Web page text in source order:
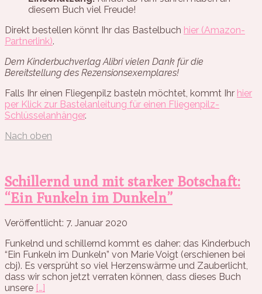
diesem Buch viel Freude!
Direkt bestellen könnt Ihr das Bastelbuch hier (Amazon-
Partnerlink).
Dem Kinderbuchverlag Alibri vielen Dank für die
Bereitstellung des Rezensionsexemplares!
Falls Ihr einen Fliegenpilz basteln möchtet, kommt Ihr hier
per Klick zur Bastelanleitung für einen Fliegenpilz-
Schlüsselanhänger.
Nach oben
Schillernd und mit starker Botschaft:
“Ein Funkeln im Dunkeln”
Veröffentlicht: 7. Januar 2020
Funkelnd und schillernd kommt es daher: das Kinderbuch
“Ein Funkeln im Dunkeln” von Marie Voigt (erschienen bei
cbj). Es versprüht so viel Herzenswärme und Zauberlicht,
dass wir schon jetzt verraten können, dass dieses Buch
unsere […]